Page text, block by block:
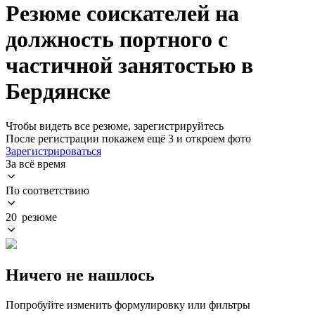
Резюме соискателей на
должность портного с
частичной занятостью в
Бердянске
Чтобы видеть все резюме, зарегистрируйтесь
После регистрации покажем ещё 3 и откроем фото
Зарегистрироваться
За всё время
По соответствию
20 резюме
Ничего не нашлось
Попробуйте изменить формулировку или фильтры